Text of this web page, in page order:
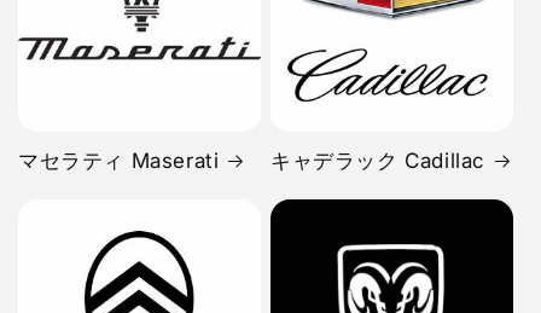
マセラティ Maserati キャデラック Cadillac